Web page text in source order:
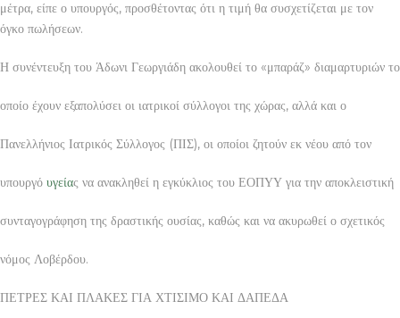
μέτρα, είπε ο υπουργός, προσθέτοντας ότι η τιμή θα συσχετίζεται με τον
όγκο πωλήσεων.
Η συνέντευξη του Άδωνι Γεωργιάδη ακολουθεί το «μπαράζ» διαμαρτυριών το
οποίο έχουν εξαπολύσει οι ιατρικοί σύλλογοι της χώρας, αλλά και ο
Πανελλήνιος Ιατρικός Σύλλογος (ΠΙΣ), οι οποίοι ζητούν εκ νέου από τον
υπουργό υγείας να ανακληθεί η εγκύκλιος του ΕΟΠΥΥ για την αποκλειστική
συνταγογράφηση της δραστικής ουσίας, καθώς και να ακυρωθεί ο σχετικός
νόμος Λοβέρδου.
ΠΕΤΡΕΣ ΚΑΙ ΠΛΑΚΕΣ ΓΙΑ ΧΤΙΣΙΜΟ ΚΑΙ ΔΑΠΕΔΑ